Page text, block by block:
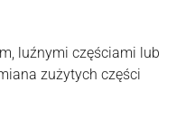
luźnymi częściami lub
zużytych części